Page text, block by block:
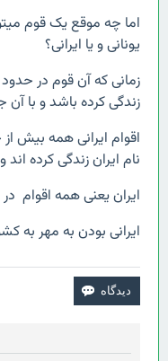
اما چه موقع یک قوم
یونانی و یا ایرانی؟
زمانی که آن قوم در حدود
زندگی کرده باشد و با
اقوام ایرانی همه بیش
نام ایران زندگی کرده
ایران یعنی همه اقوام
ایرانی بودن به مهر به